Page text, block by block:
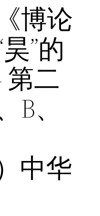
博论
”的
第二
、
中华